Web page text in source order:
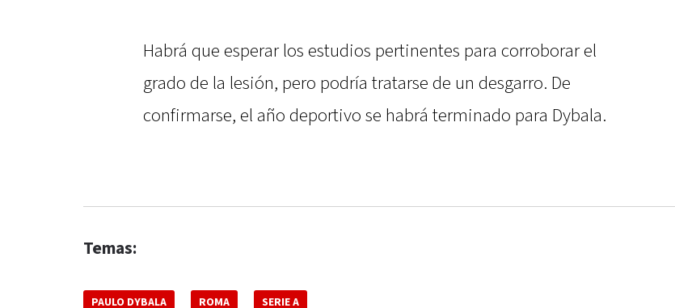
Habrá que esperar los estudios pertinentes para corroborar el
grado de la lesión, pero podría tratarse de un desgarro. De
confirmarse, el año deportivo se habrá terminado para Dybala.
Temas:
PAULO DYBALA ROMA SERIE A